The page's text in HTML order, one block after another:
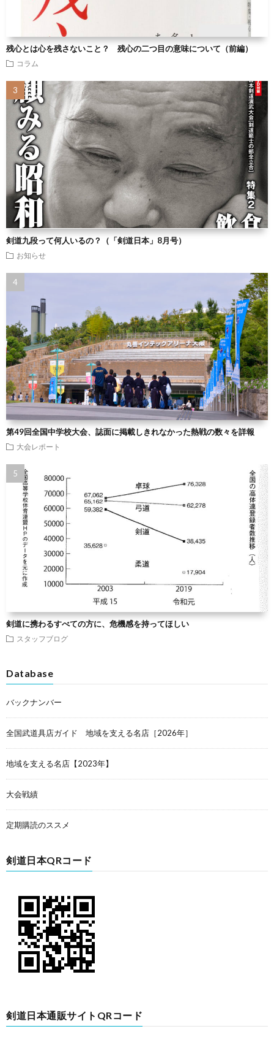
残心とは心を残さないこと？ 残心の二つ目の意味について（前編）
コラム
剣道九段って何人いるの？（「剣道日本」8月号）
お知らせ
第49回全国中学校大会、誌面に掲載しきれなかった熱戦の数々を詳報
大会レポート
剣道に携わるすべての方に、危機感を持ってほしい
スタッフブログ
Database
バックナンバー
全国武道具店ガイド 地域を支える名店［2026年］
地域を支える名店【2023年】
大会戦績
定期購読のススメ
剣道日本QRコード
剣道日本通販サイトQRコード